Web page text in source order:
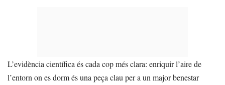
L’evidència científica és cada cop més clara: enriquir l’aire de
l’entorn on es dorm és una peça clau per a un major benestar